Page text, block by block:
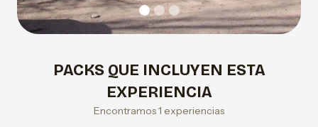
PACKS QUE INCLUYEN ESTA
EXPERIENCIA
Encontramos 1 experiencias